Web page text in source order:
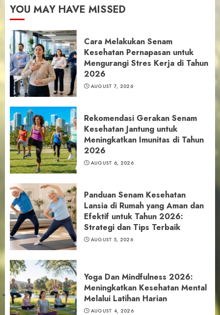
YOU MAY HAVE MISSED
Cara Melakukan Senam
Kesehatan Pernapasan untuk
Mengurangi Stres Kerja di Tahun
2026
AUGUST 7, 2026
Rekomendasi Gerakan Senam
Kesehatan Jantung untuk
Meningkatkan Imunitas di Tahun
2026
AUGUST 6, 2026
Panduan Senam Kesehatan
Lansia di Rumah yang Aman dan
Efektif untuk Tahun 2026:
Strategi dan Tips Terbaik
AUGUST 5, 2026
Yoga Dan Mindfulness 2026:
Meningkatkan Kesehatan Mental
Melalui Latihan Harian
AUGUST 4, 2026